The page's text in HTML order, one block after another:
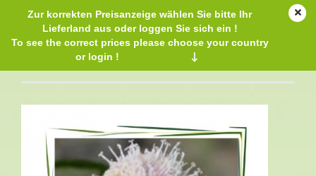
Zur korrekten Preisanzeige wählen Sie bitte Ihr
Lieferland aus oder loggen Sie sich ein !
To see the correct prices please choose your country
or login !
↓